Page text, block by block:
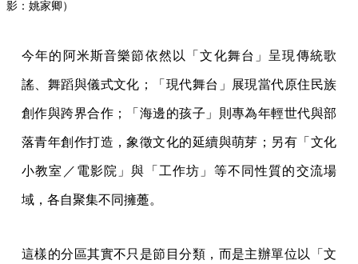
影：姚家卿）
今年的阿米斯音樂節依然以「文化舞台」呈現傳統歌
謠、舞蹈與儀式文化；「現代舞台」展現當代原住民族
創作與跨界合作；「海邊的孩子」則專為年輕世代與部
落青年創作打造，象徵文化的延續與萌芽；另有「文化
小教室／電影院」與「工作坊」等不同性質的交流場
域，各自聚集不同擁躉。
這樣的分區其實不只是節目分類，而是主辦單位以「文